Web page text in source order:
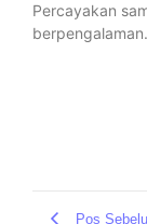
Percayakan
berpengalaman.
Pos